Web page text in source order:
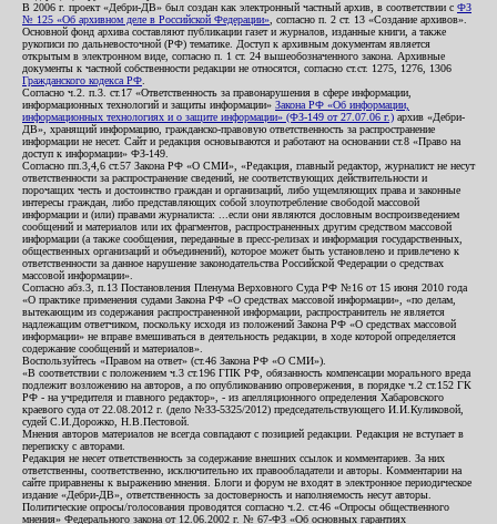
В 2006 г. проект «Дебри-ДВ» был создан как электронный частный архив, в соответствии с ФЗ
№ 125 «Об архивном деле в Российской Федерации» , согласно п. 2 ст. 13 «Создание архивов».
Основной фонд архива составляют публикации газет и журналов, изданные книги, а также
рукописи по дальневосточной (РФ) тематике. Доступ к архивным документам является
открытым в электронном виде, согласно п. 1 ст. 24 вышеобозначенного закона. Архивные
документы к частной собственности редакции не относятся, согласно ст.ст. 1275, 1276, 1306
Гражданского кодекса РФ
Согласно ч.2. п.3. ст.17 «Ответственность за правонарушения в сфере информации,
информационных технологий и защиты информации» Закона РФ «Об информации,
информационных технологиях и о защите информации» (ФЗ-149 от 27.07.06 г.) архив «Дебри-
ДВ», хранящий информацию, гражданско-правовую ответственность за распространение
информации не несет. Сайт и редакция основываются и работают на основании ст.8 «Право на
доступ к информации» ФЗ-149.
Согласно пп.3,4,6 ст.57 Закона РФ «О СМИ», «Редакция, главный редактор, журналист не несут
ответственности за распространение сведений, не соответствующих действительности и
порочащих честь и достоинство граждан и организаций, либо ущемляющих права и законные
интересы граждан, либо представляющих собой злоупотребление свободой массовой
информации и (или) правами журналиста: ...если они являются дословным воспроизведением
сообщений и материалов или их фрагментов, распространенных другим средством массовой
информации (а также сообщения, переданные в пресс-релизах и информация государственных,
общественных организаций и объединений), которое может быть установлено и привлечено к
ответственности за данное нарушение законодательства Российской Федерации о средствах
массовой информации».
Согласно абз.3, п.13 Постановления Пленума Верховного Суда РФ №16 от 15 июня 2010 года
«О практике применения судами Закона РФ «О средствах массовой информации», «по делам,
вытекающим из содержания распространенной информации, распространитель не является
надлежащим ответчиком, поскольку исходя из положений Закона РФ «О средствах массовой
информации» не вправе вмешиваться в деятельность редакции, в ходе которой определяется
содержание сообщений и материалов».
Воспользуйтесь «Правом на ответ» (ст.46 Закона РФ «О СМИ»).
«В соответствии с положением ч.3 ст.196 ГПК РФ, обязанность компенсации морального вреда
подлежит возложению на авторов, а по опубликованию опровержения, в порядке ч.2 ст.152 ГК
РФ - на учредителя и главного редактор», - из апелляционного определения Хабаровского
краевого суда от 22.08.2012 г. (дело №33-5325/2012) председательствующего И.И.Куликовой,
судей С.И.Дорожко, Н.В.Пестовой.
Мнения авторов материалов не всегда совпадают с позицией редакции. Редакция не вступает в
переписку с авторами.
Редакция не несет ответственность за содержание внешних ссылок и комментариев. За них
ответственны, соответственно, исключительно их правообладатели и авторы. Комментарии на
сайте приравнены к выражению мнения. Блоги и форум не входят в электронное периодическое
издание «Дебри-ДВ», ответственность за достоверность и наполняемость несут авторы.
Политические опросы/голосования проводятся согласно ч.2. ст.46 «Опросы общественного
мнения» Федерального закона от 12.06.2002 г. № 67-ФЗ «Об основных гарантиях